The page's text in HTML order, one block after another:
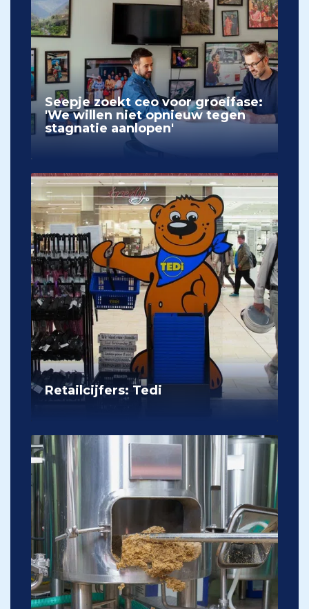
Seepje zoekt ceo voor groeifase:
'We willen niet opnieuw tegen
stagnatie aanlopen'
Retailcijfers: Tedi